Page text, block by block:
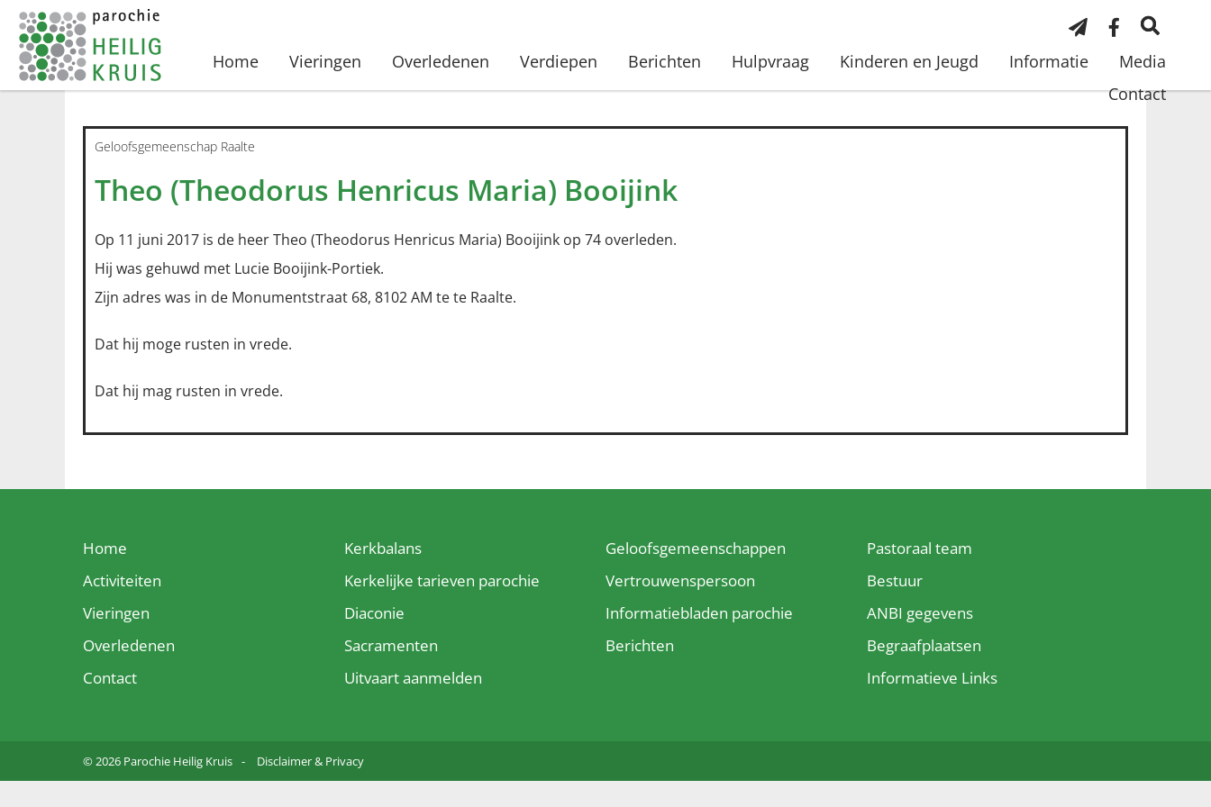
Home Vieringen Overledenen Verdiepen Berichten Hulpvraag Kinderen en Jeugd Informatie
Media
Contact
Geloofsgemeenschap Raalte
Theo (Theodorus Henricus Maria) Booijink
Op 11 juni 2017 is de heer Theo (Theodorus Henricus Maria) Booijink op 74 overleden.
Hij was gehuwd met Lucie Booijink-Portiek.
Zijn adres was in de Monumentstraat 68, 8102 AM te te Raalte.
Dat hij moge rusten in vrede.
Dat hij mag rusten in vrede.
Home
Activiteiten
Vieringen
Overledenen
Contact
Kerkbalans
Kerkelijke tarieven parochie
Diaconie
Sacramenten
Uitvaart aanmelden
Geloofsgemeenschappen
Vertrouwenspersoon
Informatiebladen parochie
Berichten
Pastoraal team
Bestuur
ANBI gegevens
Begraafplaatsen
Informatieve Links
© 2026 Parochie Heilig Kruis Disclaimer & Privacy